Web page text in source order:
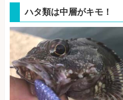
ハタ類は中層がキモ！